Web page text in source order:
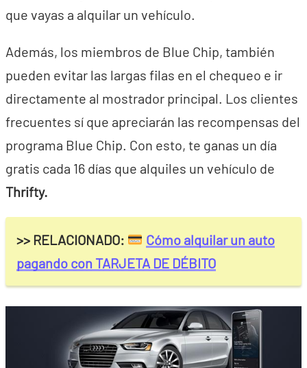
que vayas a alquilar un vehículo.
Además, los miembros de Blue Chip, también
pueden evitar las largas filas en el chequeo e ir
directamente al mostrador principal. Los clientes
frecuentes sí que apreciarán las recompensas del
programa Blue Chip. Con esto, te ganas un día
gratis cada 16 días que alquiles un vehículo de
Thrifty.
>> RELACIONADO:
Cómo alquilar un auto
pagando con TARJETA DE DÉBITO